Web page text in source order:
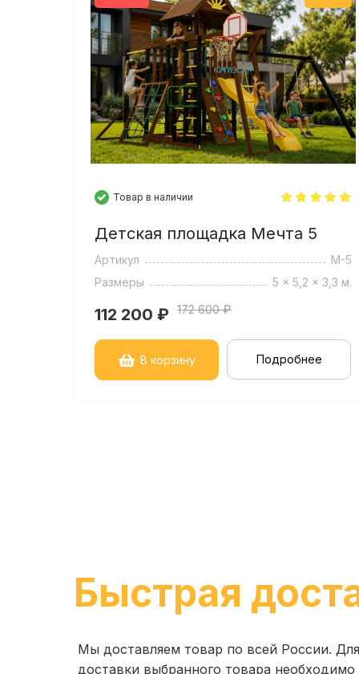
Якоря в комплект не входят.
Производитель оставляет за собой
производстве.
(Серия 1)
Товар в наличии
Детская площадка Мечта 5
Артикул
М-5
Размеры
5 x 5,2 x 3,3 м.
112 200 ₽ 172 600 ₽
В корзину Подробнее
Быстрая
Мы доставляем товар по всей России.
доставки выбранного товара необходимо